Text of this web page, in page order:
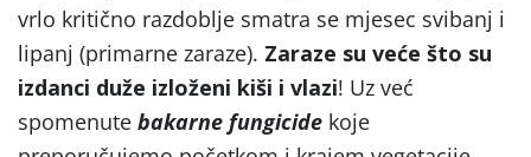
vrlo kritično razdoblje smatra se mjesec svibanj i
lipanj (primarne zaraze). Zaraze su veće što su
izdanci duže izloženi kiši i vlazi! Uz već
spomenute bakarne fungicide koje